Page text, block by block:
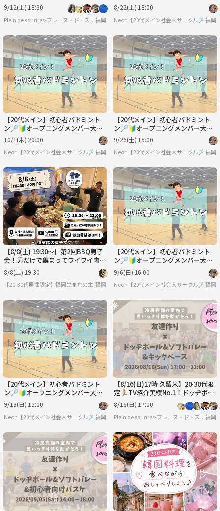
友達作り／満席続出！聴き専可！
9/12(土) 18:30
Plein de sourires-プレーヌ・ド・スリール-【20代/30代の社会人友達作りサークル】
福岡
8/22(土) 18:00
Neon【20代メイン社会人サークル🏸】福岡
【20代メイン】初心者バドミント
ン🏸🔰オープニングメンバー大募
集中✨
10/1(木) 20:00
Neon【20代メイン社会人サークル🏸】福岡
【20代メイン】初心者バドミント
ン🏸🔰オープニングメンバー大募
集中✨
9/26(土) 15:00
Neon【20代メイン社会人サークル🏸】福岡
【8/8(土) 19:30〜】第2回BBQ男子
会！男だけで集まってワイワイ肉食
べよう！🍖🔥
8/8(土) 19:30
【20-30代男性限定】福岡生まれの主催者が開く「友達づくり男子会」🍻
福岡
【20代メイン】初心者バドミント
ン🏸🔰オープニングメンバー大募
集中✨
9/6(日) 16:00
Neon【20代メイン社会人サークル🏸】福岡
【20代メイン】初心者バドミント
ン🏸🔰オープニングメンバー大募
集中✨
9/13(日) 15:00
Neon【20代メイン社会人サークル🏸】福岡
【8/16(日)17時 久留米】20-30代限
定🏃TV紹介実績No.1！ドッヂボー
ル&ソフトバレー&キックベース🤾
8/16(日) 17:00
Plein de sourires-プレーヌ・ド・スリール
福岡